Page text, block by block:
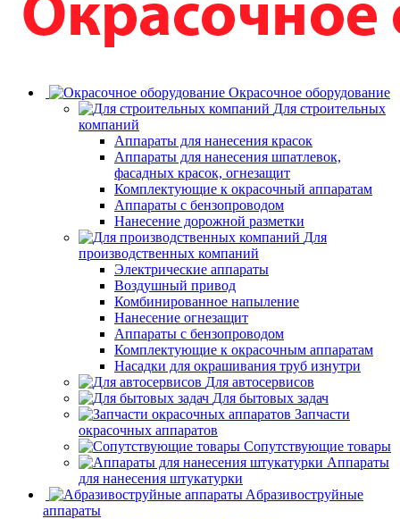
Окрасочное оборудование
Для строительных
компаний
Аппараты для нанесения красок
Аппараты для нанесения шпатлевок,
фасадных красок, огнезащит
Комплектующие к окрасочный аппаратам
Аппараты с бензопроводом
Нанесение дорожной разметки
Для
производственных компаний
Электрические аппараты
Воздушный привод
Комбинированное напыление
Нанесение огнезащит
Аппараты с бензопроводом
Комплектующие к окрасочным аппаратам
Насадки для окрашивания труб изнутри
Для автосервисов
Для бытовых задач
Запчасти
окрасочных аппаратов
Сопутствующие товары
Аппараты
для нанесения штукатурки
Aбразивоструйные
аппараты